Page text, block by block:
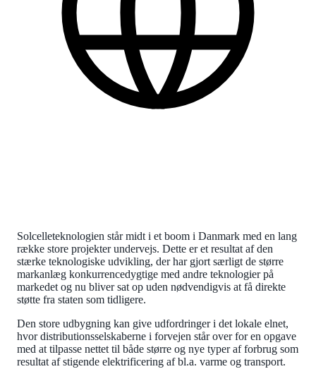
Solcelleteknologien står midt i et boom i Danmark med en lang
række store projekter undervejs. Dette er et resultat af den
stærke teknologiske udvikling, der har gjort særligt de større
markanlæg konkurrencedygtige med andre teknologier på
markedet og nu bliver sat op uden nødvendigvis at få direkte
støtte fra staten som tidligere.
Den store udbygning kan give udfordringer i det lokale elnet,
hvor distributionsselskaberne i forvejen står over for en opgave
med at tilpasse nettet til både større og nye typer af forbrug som
resultat af stigende elektrificering af bl.a. varme og transport.